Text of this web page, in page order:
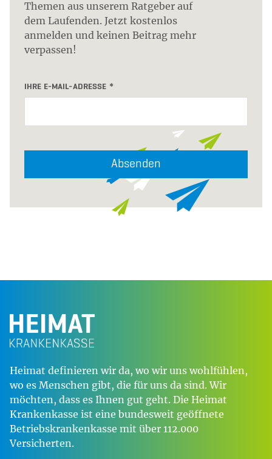
Themen aus unserem Ratgeber auf
dem Laufenden. Jetzt kostenlos
anmelden und keinen Beitrag mehr
verpassen!
IHRE E-MAIL-ADRESSE
Absenden
Heimat definieren wir da, wo wir uns wohlfühlen,
wo es Menschen gibt, die für uns da sind. Wir
möchten, dass es Ihnen gut geht. Die Heimat
Krankenkasse ist eine bundesweit geöffnete
Betriebskrankenkasse mit über 112.000
Versicherten.